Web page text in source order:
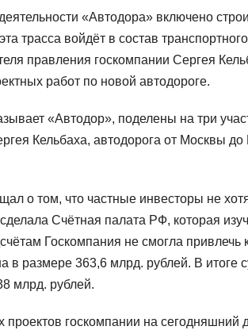
«Автодора» включено
трасса войдёт в состав
правления госкомпании Сергея
работ по новой автодороге.
«Автодор», поделены на три
Кельбаха, автодорога от Москвы
о том, что частные инвесторы не
Счётная палата РФ, которая
Госкомпания не смогла привлечь
в размере 363,6 млрд. рублей. В
млрд. рублей.
госкомпании на сегодняшний